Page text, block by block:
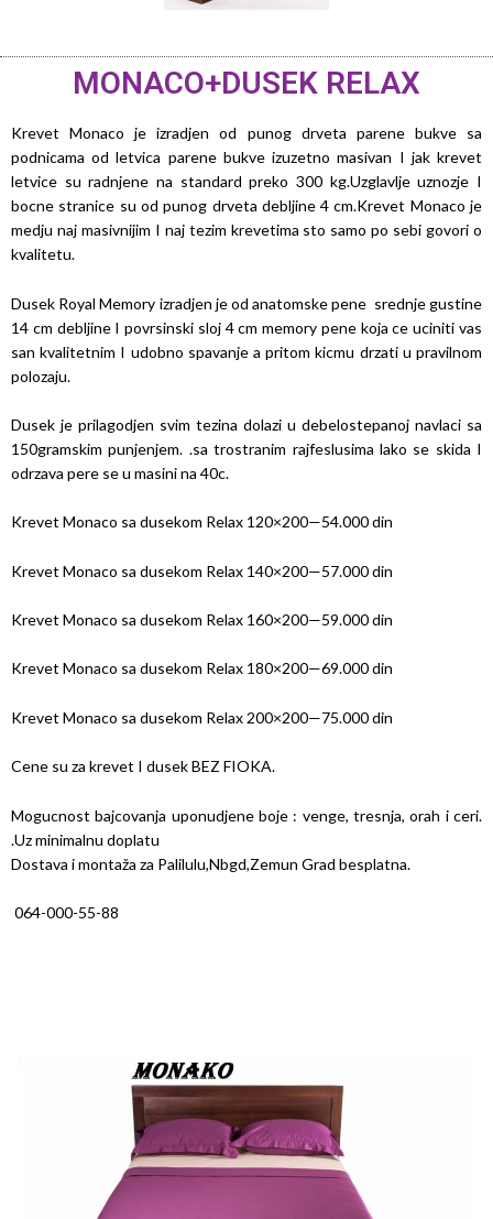
MONACO+DUSEK RELAX
Krevet Monaco je izradjen od punog drveta parene bukve sa
podnicama od letvica parene bukve izuzetno masivan I jak krevet
letvice su radnjene na standard preko 300 kg.Uzglavlje uznozje I
bocne stranice su od punog drveta debljine 4 cm.Krevet Monaco je
medju naj masivnijim I naj tezim krevetima sto samo po sebi govori o
kvalitetu.
Dusek Royal Memory izradjen je od anatomske pene srednje gustine
14 cm debljine I povrsinski sloj 4 cm memory pene koja ce uciniti vas
san kvalitetnim I udobno spavanje a pritom kicmu drzati u pravilnom
polozaju.
Dusek je prilagodjen svim tezina dolazi u debelostepanoj navlaci sa
150gramskim punjenjem. .sa trostranim rajfeslusima lako se skida I
odrzava pere se u masini na 40c.
Krevet Monaco sa dusekom Relax 120×200—54.000 din
Krevet Monaco sa dusekom Relax 140×200—57.000 din
Krevet Monaco sa dusekom Relax 160×200—59.000 din
Krevet Monaco sa dusekom Relax 180×200—69.000 din
Krevet Monaco sa dusekom Relax 200×200—75.000 din
Cene su za krevet I dusek BEZ FIOKA.
Mogucnost bajcovanja uponudjene boje : venge, tresnja, orah i ceri.
.Uz minimalnu doplatu
Dostava i montaža za Palilulu,Nbgd,Zemun Grad besplatna.
064-000-55-88